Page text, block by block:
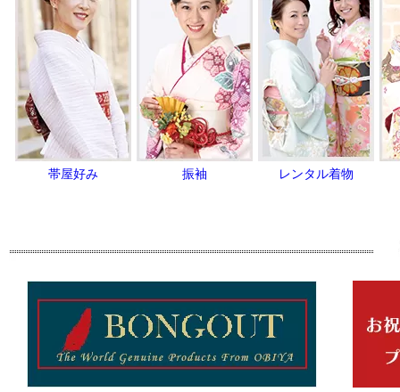
帯屋好み 振袖 レンタル着物